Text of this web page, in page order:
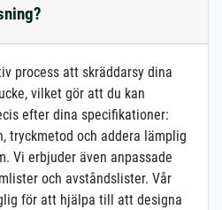
process att skräddarsy dina
vilket gör att du kan
efter dina specifikationer:
tryckmetod och addera lämplig
Vi erbjuder även anpassade
och avståndslister. Vår
för att hjälpa till att designa